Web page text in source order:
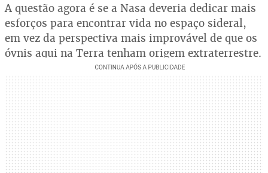
A questão agora é se a Nasa deveria dedicar mais
esforços para encontrar vida no espaço sideral,
em vez da perspectiva mais improvável de que os
óvnis aqui na Terra tenham origem extraterrestre.